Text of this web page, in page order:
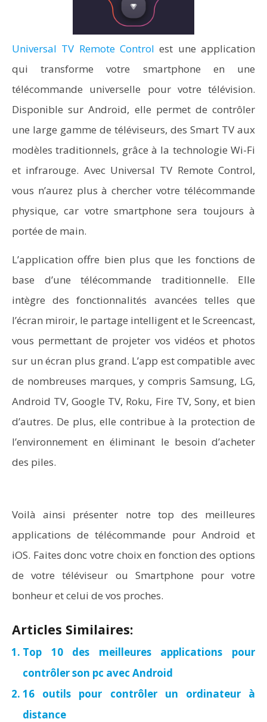
Universal TV Remote Control est une application
qui transforme votre smartphone en une
télécommande universelle pour votre télévision.
Disponible sur Android, elle permet de contrôler
une large gamme de téléviseurs, des Smart TV aux
modèles traditionnels, grâce à la technologie Wi-Fi
et infrarouge. Avec Universal TV Remote Control,
vous n’aurez plus à chercher votre télécommande
physique, car votre smartphone sera toujours à
portée de main.
L’application offre bien plus que les fonctions de
base d’une télécommande traditionnelle. Elle
intègre des fonctionnalités avancées telles que
l’écran miroir, le partage intelligent et le Screencast,
vous permettant de projeter vos vidéos et photos
sur un écran plus grand. L’app est compatible avec
de nombreuses marques, y compris Samsung, LG,
Android TV, Google TV, Roku, Fire TV, Sony, et bien
d’autres. De plus, elle contribue à la protection de
l’environnement en éliminant le besoin d’acheter
des piles.
Voilà ainsi présenter notre top des meilleures
applications de télécommande pour Android et
iOS. Faites donc votre choix en fonction des options
de votre téléviseur ou Smartphone pour votre
bonheur et celui de vos proches.
Articles Similaires:
Top 10 des meilleures applications pour
contrôler son pc avec Android
16 outils pour contrôler un ordinateur à
distance